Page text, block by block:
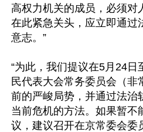
高权力机关的成员，必须对
在此紧急关头，应立即通过
意志。”
“为此，我们提议在5月24日
民代表大会常务委员会（非
前的严峻局势，并通过法治
当前危机的方法。如果暂不
议，建议召开在京常委会委